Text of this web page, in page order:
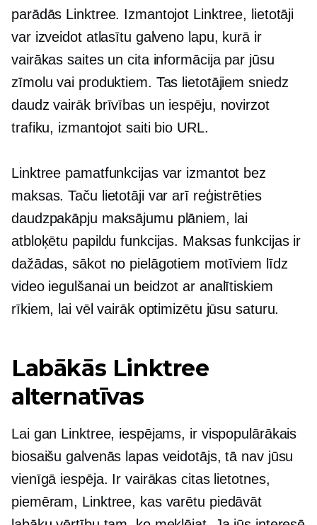
parādās Linktree. Izmantojot Linktree, lietotāji
var izveidot atlasītu galveno lapu, kurā ir
vairākas saites un cita informācija par jūsu
zīmolu vai produktiem. Tas lietotājiem sniedz
daudz vairāk brīvības un iespēju, novirzot
trafiku, izmantojot saiti bio URL.
Linktree pamatfunkcijas var izmantot bez
maksas. Taču lietotāji var arī reģistrēties
daudzpakāpju maksājumu plāniem, lai
atbloķētu papildu funkcijas. Maksas funkcijas ir
dažādas, sākot no pielāgotiem motīviem līdz
video iegulšanai un beidzot ar analītiskiem
rīkiem, lai vēl vairāk optimizētu jūsu saturu.
Labākās Linktree
alternatīvas
Lai gan Linktree, iespējams, ir vispopulārākais
biosaišu galvenās lapas veidotājs, tā nav jūsu
vienīgā iespēja. Ir vairākas citas lietotnes,
piemēram, Linktree, kas varētu piedāvāt